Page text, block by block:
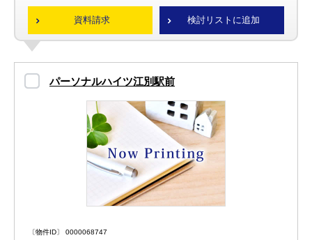
資料請求 検討リストに追加
パーソナルハイツ江別駅前
〔物件ID〕 0000068747